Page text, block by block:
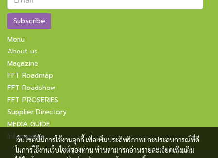
Subscribe
Menu
About us
Magazine
FFT Roadmap
FFT Roadshow
FFT PROSERIES
Supplier Directory
MEDIA GUIDE
Information
เว็บไซต์นี้มีการใช้งานคุกกี้ เพื่อเพิ่มประสิทธิภาพและประสบการณ์ที่ดี
ในการใช้งานเว็บไซต์ของท่าน ท่านสามารถอ่านรายละเอียดเพิ่มเติม